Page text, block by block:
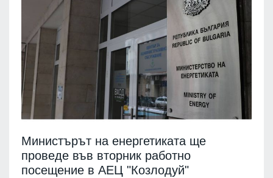
Министърът на енергетиката ще
проведе във вторник работно
посещение в АЕЦ "Козлодуй"